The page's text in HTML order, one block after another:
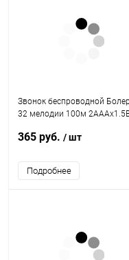
Звонок беспроводной
32 мелодии 100м
365 руб. / шт
Подробнее